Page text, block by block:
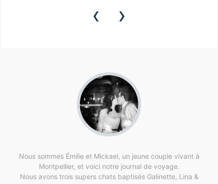
‹ ›
Nous sommes Émilie et Mickael, un jeune couple vivant à
Montpellier, et voici notre journal de voyage.
Nous avons trois supers chats baptisés Galinette, Lina &